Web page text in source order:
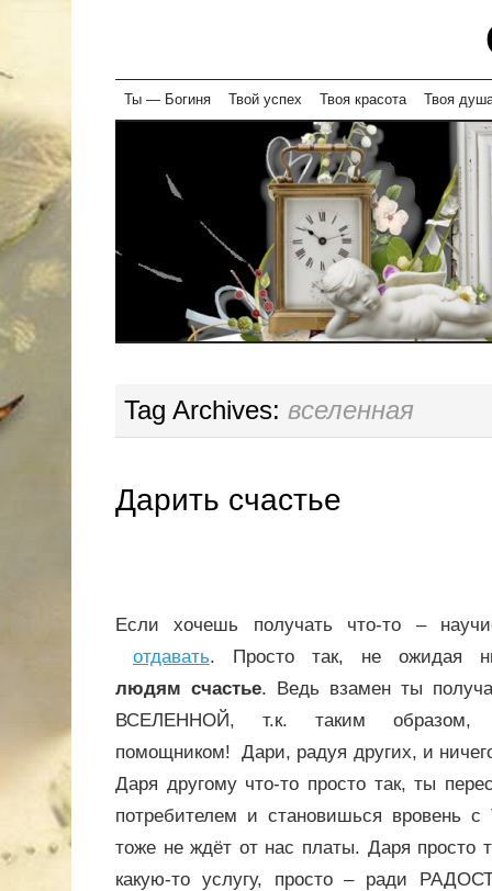
Skip
content
Ты — Богиня Твой успех Твоя красота Твоя
Tag Archives: вселенная
Дарить счастье
Если хочешь получать что-то –
отдавать. Просто так, не ожидая
людям счастье. Ведь взамен ты
ВСЕЛЕННОЙ, т.к. таким образом,
помощником! Дари, радуя других, и
Даря другому что-то просто так, ты
потребителем и становишься вровень
тоже не ждёт от нас платы. Даря просто
какую-то услугу, просто – ради